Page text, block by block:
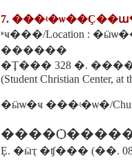
ʶҹ���/Location :
������
(Student Christian Center, at
�ӹѡ�ҹ ���ʵ�ѡ�/Church
Ȩ. �ӹҭ �ʧ��� (��. 081